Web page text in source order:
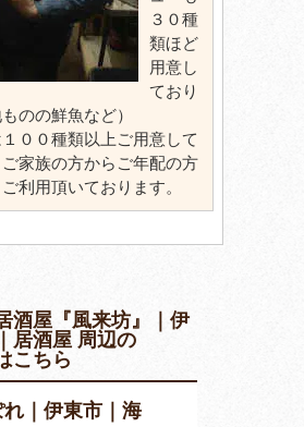
３０種
類ほど
用意し
ており
のの鮮魚など）
１００種類以上ご用意して
家族の方からご年配の方
利用頂いております。
酒屋『風来坊』｜伊
居酒屋 周辺の
こちら
｜伊東市｜海